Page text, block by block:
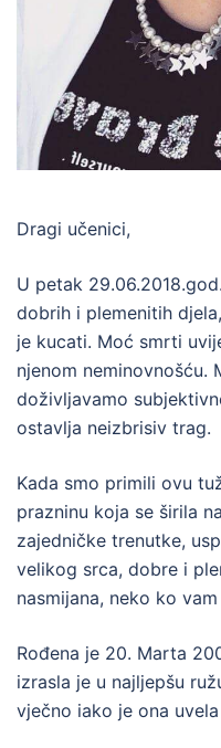
Dragi učenici,
U petak
dobrih i plemenitih
je kucati. Moć smrti
njenom neminovnošću.
doživljavamo
ostavlja neizbrisiv trag.
Kada smo primili ovu
prazninu koja se širila
zajedničke trenutke,
velikog srca, dobre i
nasmijana, neko ko
Rođena je 20. Marta
izrasla je u najljepšu
vječno iako je ona